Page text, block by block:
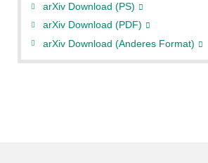
arXiv Download (PS)
arXiv Download (PDF)
arXiv Download (Anderes Format)